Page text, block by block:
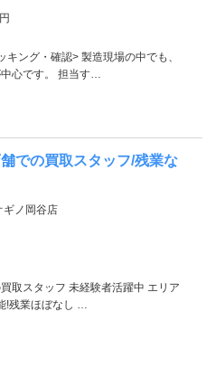
キング・確認> 製造現場の中でも、
心です。 担当す…
での買取スタッフ/残業な
ギノ岡谷店
取スタッフ 未経験者活躍中 エリア
!残業ほぼなし …